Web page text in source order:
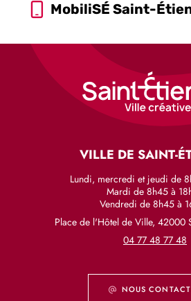
MobiliSÉ Saint-
VILLE DE SAINT-
Lundi, mercredi et jeudi de
Mardi de 8h45 à
Vendredi de 8h45 à
Place de l'Hôtel de Ville, 42000
04 77 48 77 48
NOUS